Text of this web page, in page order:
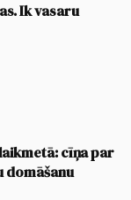
Ik vasaru
cīņa par
domāšanu